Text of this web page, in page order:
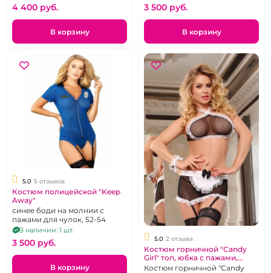
4 400 pуб.
В корзину
3 500 pуб.
В корзину
5.0 5 отзывов
Костюм полицейской "Keep
Away"
синее боди на молнии с
пажами для чулок, 52-54
В наличии: 1 шт.
3 500 pуб.
В корзину
5.0 2 отзыва
Костюм горничной "Candy
Girl" топ, юбка с пажами,
стринги, чулки, манжета,
Костюм горничной "Candy